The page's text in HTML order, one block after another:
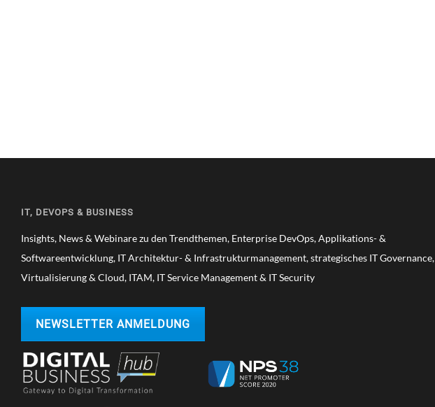
IT, DEVOPS & BUSINESS
Insights, News & Webinare zu den Trendthemen, Enterprise DevOps, Applikations- &
Softwareentwicklung, IT Architektur- & Infrastrukturmanagement, strategisches IT Governance,
Virtualisierung & Cloud, ITAM, IT Service Management & IT Security
NEWSLETTER ANMELDUNG